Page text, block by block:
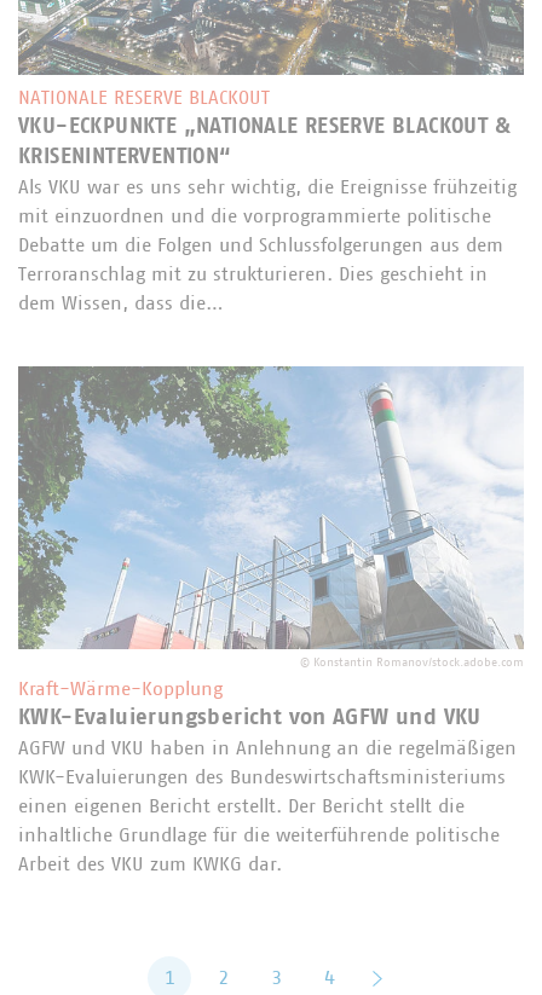
NATIONALE RESERVE BLACKOUT
VKU-ECKPUNKTE „NATIONALE RESERVE BLACKOUT &
KRISENINTERVENTION“
Als VKU war es uns sehr wichtig, die Ereignisse frühzeitig
mit einzuordnen und die vorprogrammierte politische
Debatte um die Folgen und Schlussfolgerungen aus dem
Terroranschlag mit zu strukturieren. Dies geschieht in
dem Wissen, dass die…
© Konstantin Romanov/stock.adobe.com
Kraft-Wärme-Kopplung
KWK-Evaluierungsbericht von AGFW und VKU
AGFW und VKU haben in Anlehnung an die regelmäßigen
KWK-Evaluierungen des Bundeswirtschaftsministeriums
einen eigenen Bericht erstellt. Der Bericht stellt die
inhaltliche Grundlage für die weiterführende politische
Arbeit des VKU zum KWKG dar.
1 2 3 4